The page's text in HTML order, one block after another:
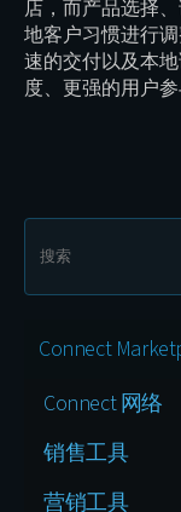
店，而产品选择
地客户习惯进行
速的交付以及本
度、更强的用户
Connect
Connect 网络
销售工具
营销工具